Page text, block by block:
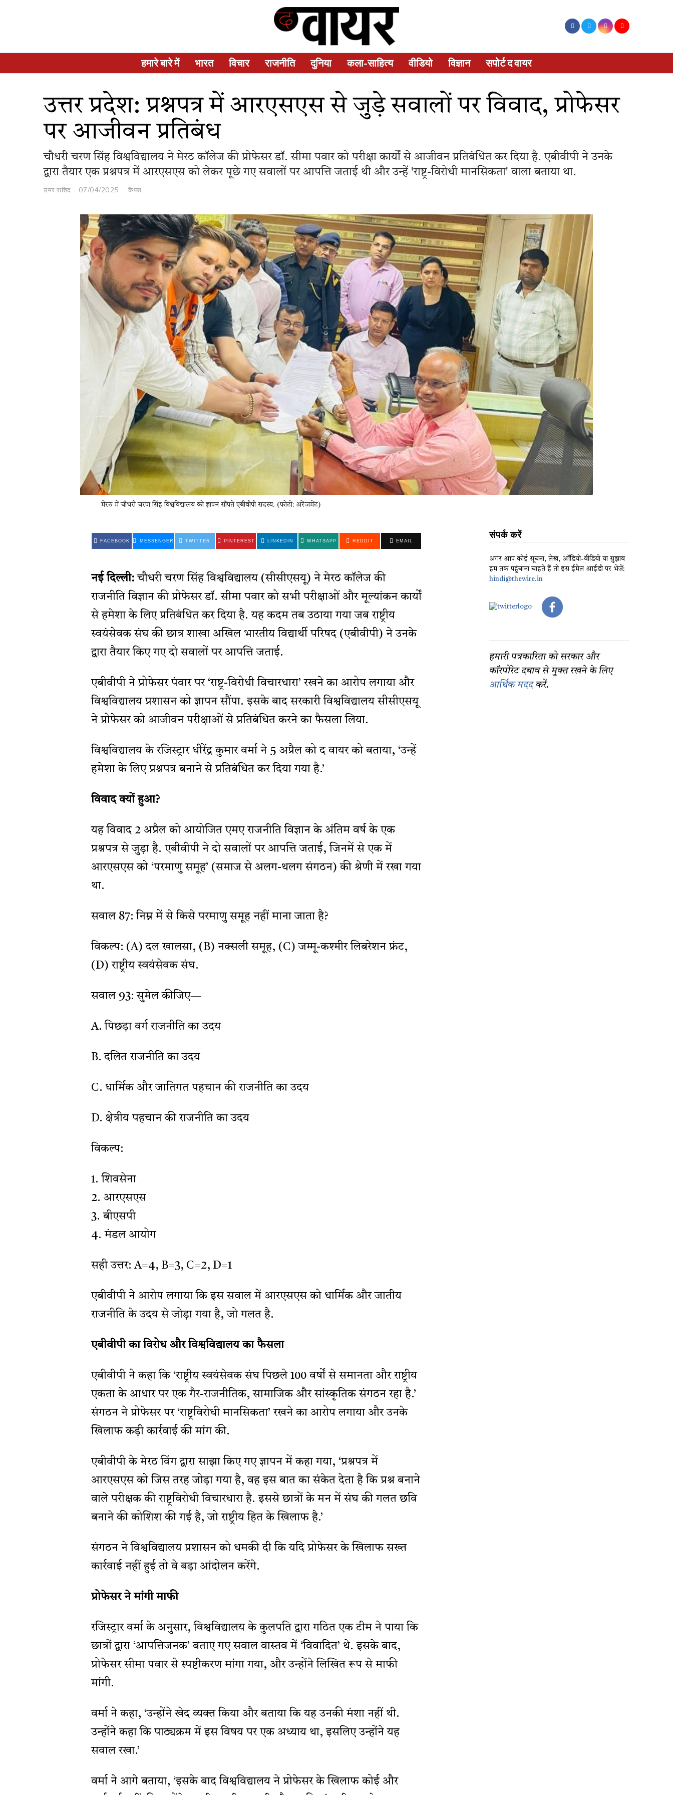
हमारे बारे में भारत विचार राजनीति दुनिया कला-साहित्य वीडियो विज्ञान सपोर्ट द वायर
उत्तर प्रदेश: प्रश्नपत्र में आरएसएस से जुड़े सवालों पर विवाद, प्रोफेसर
पर आजीवन प्रतिबंध
चौधरी चरण सिंह विश्वविद्यालय ने मेरठ कॉलेज की प्रोफेसर डॉ. सीमा पवार को परीक्षा कार्यों से आजीवन प्रतिबंधित कर दिया है. एबीवीपी ने उनके
द्वारा तैयार एक प्रश्नपत्र में आरएसएस को लेकर पूछे गए सवालों पर आपत्ति जताई थी और उन्हें 'राष्ट्र-विरोधी मानसिकता' वाला बताया था.
उमर राशिद 07/04/2025 कैंपस
मेरठ में चौधरी चरण सिंह विश्वविद्यालय को ज्ञापन सौंपते एबीवीपी सदस्य. (फोटो: अरेंजमेंट)
FACEBOOK MESSENGER TWITTER PINTEREST LINKEDIN WHATSAPP REDDIT EMAIL
नई दिल्ली: चौधरी चरण सिंह विश्वविद्यालय (सीसीएसयू) ने मेरठ कॉलेज की
राजनीति विज्ञान की प्रोफेसर डॉ. सीमा पवार को सभी परीक्षाओं और मूल्यांकन कार्यों
से हमेशा के लिए प्रतिबंधित कर दिया है. यह कदम तब उठाया गया जब राष्ट्रीय
स्वयंसेवक संघ की छात्र शाखा अखिल भारतीय विद्यार्थी परिषद (एबीवीपी) ने उनके
द्वारा तैयार किए गए दो सवालों पर आपत्ति जताई.
एबीवीपी ने प्रोफेसर पंवार पर ‘राष्ट्र-विरोधी विचारधारा’ रखने का आरोप लगाया और
विश्वविद्यालय प्रशासन को ज्ञापन सौंपा. इसके बाद सरकारी विश्वविद्यालय सीसीएसयू
ने प्रोफेसर को आजीवन परीक्षाओं से प्रतिबंधित करने का फैसला लिया.
विश्वविद्यालय के रजिस्ट्रार धीरेंद्र कुमार वर्मा ने 5 अप्रैल को द वायर को बताया, ‘उन्हें
हमेशा के लिए प्रश्नपत्र बनाने से प्रतिबंधित कर दिया गया है.’
विवाद क्यों हुआ?
यह विवाद 2 अप्रैल को आयोजित एमए राजनीति विज्ञान के अंतिम वर्ष के एक
प्रश्नपत्र से जुड़ा है. एबीवीपी ने दो सवालों पर आपत्ति जताई, जिनमें से एक में
आरएसएस को ‘परमाणु समूह’ (समाज से अलग-थलग संगठन) की श्रेणी में रखा गया
था.
सवाल 87: निम्न में से किसे परमाणु समूह नहीं माना जाता है?
विकल्प: (A) दल खालसा, (B) नक्सली समूह, (C) जम्मू-कश्मीर लिबरेशन फ्रंट,
(D) राष्ट्रीय स्वयंसेवक संघ.
सवाल 93: सुमेल कीजिए—
A. पिछड़ा वर्ग राजनीति का उदय
B. दलित राजनीति का उदय
C. धार्मिक और जातिगत पहचान की राजनीति का उदय
D. क्षेत्रीय पहचान की राजनीति का उदय
विकल्प:
1. शिवसेना
2. आरएसएस
3. बीएसपी
4. मंडल आयोग
सही उत्तर: A=4, B=3, C=2, D=1
एबीवीपी ने आरोप लगाया कि इस सवाल में आरएसएस को धार्मिक और जातीय
राजनीति के उदय से जोड़ा गया है, जो गलत है.
एबीवीपी का विरोध और विश्वविद्यालय का फैसला
एबीवीपी ने कहा कि ‘राष्ट्रीय स्वयंसेवक संघ पिछले 100 वर्षों से समानता और राष्ट्रीय
एकता के आधार पर एक गैर-राजनीतिक, सामाजिक और सांस्कृतिक संगठन रहा है.’
संगठन ने प्रोफेसर पर ‘राष्ट्रविरोधी मानसिकता’ रखने का आरोप लगाया और उनके
खिलाफ कड़ी कार्रवाई की मांग की.
एबीवीपी के मेरठ विंग द्वारा साझा किए गए ज्ञापन में कहा गया, ‘प्रश्नपत्र में
आरएसएस को जिस तरह जोड़ा गया है, वह इस बात का संकेत देता है कि प्रश्न बनाने
वाले परीक्षक की राष्ट्रविरोधी विचारधारा है. इससे छात्रों के मन में संघ की गलत छवि
बनाने की कोशिश की गई है, जो राष्ट्रीय हित के खिलाफ है.’
संगठन ने विश्वविद्यालय प्रशासन को धमकी दी कि यदि प्रोफेसर के खिलाफ सख्त
कार्रवाई नहीं हुई तो वे बड़ा आंदोलन करेंगे.
प्रोफेसर ने मांगी माफी
रजिस्ट्रार वर्मा के अनुसार, विश्वविद्यालय के कुलपति द्वारा गठित एक टीम ने पाया कि
छात्रों द्वारा ‘आपत्तिजनक’ बताए गए सवाल वास्तव में ‘विवादित’ थे. इसके बाद,
प्रोफेसर सीमा पवार से स्पष्टीकरण मांगा गया, और उन्होंने लिखित रूप से माफी
मांगी.
वर्मा ने कहा, ‘उन्होंने खेद व्यक्त किया और बताया कि यह उनकी मंशा नहीं थी.
उन्होंने कहा कि पाठ्यक्रम में इस विषय पर एक अध्याय था, इसलिए उन्होंने यह
सवाल रखा.’
वर्मा ने आगे बताया, ‘इसके बाद विश्वविद्यालय ने प्रोफेसर के खिलाफ कोई और
संपर्क करें
अगर आप कोई सूचना, लेख, ऑडियो-वीडियो या सुझाव
हम तक पहुंचाना चाहते हैं तो इस ईमेल आईडी पर भेजें:
hindi@thewire.in
हमारी पत्रकारिता को सरकार और
कॉरपोरेट दबाव से मुक्त रखने के लिए
आर्थिक मददकरें.